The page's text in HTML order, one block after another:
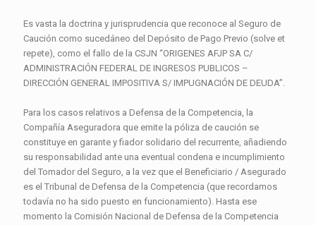
Es vasta la doctrina y jurisprudencia que reconoce al Seguro de
Caución como sucedáneo del Depósito de Pago Previo (solve et
repete), como el fallo de la CSJN “ORIGENES AFJP SA C/
ADMINISTRACIÓN FEDERAL DE INGRESOS PUBLICOS –
DIRECCIÓN GENERAL IMPOSITIVA S/ IMPUGNACIÓN DE DEUDA”.
Para los casos relativos a Defensa de la Competencia, la
Compañía Aseguradora que emite la póliza de caución se
constituye en garante y fiador solidario del recurrente, añadiendo
su responsabilidad ante una eventual condena e incumplimiento
del Tomador del Seguro, a la vez que el Beneficiario / Asegurado
es el Tribunal de Defensa de la Competencia (que recordamos
todavía no ha sido puesto en funcionamiento). Hasta ese
momento la Comisión Nacional de Defensa de la Competencia